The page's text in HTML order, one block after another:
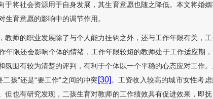
于将社会资源用于自身发展，其生育意愿也随之降低。本文将婚
育意愿的影响中的调节作用。
，教师的职业发展除了与个人能力挂钩之外，还与工作年限有关，
年限还会影响个体的情绪，工作年限较短的教师处于工作适应期
氛围有较为清楚的评判，有利于个体以一个平稳的心态应对工作
孩”还是“要工作”之间的冲突[30]。工资收入较高的城市女性考
但也有研究发现，二孩生育对教师的工作绩效具有促进效果，即